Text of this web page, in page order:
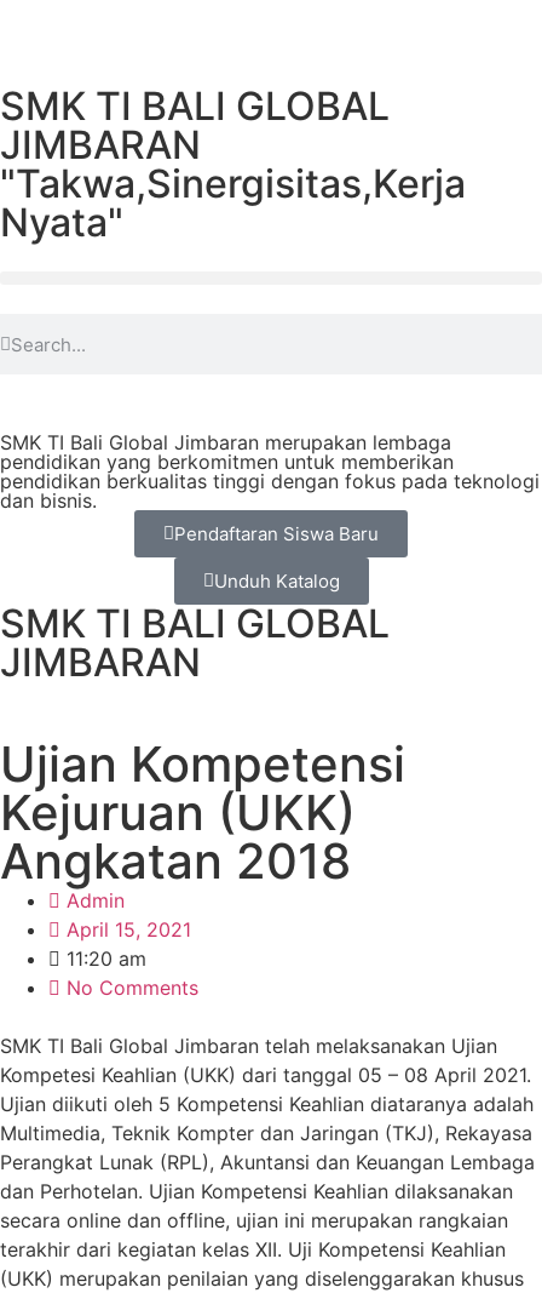
SMK TI BALI GLOBAL
JIMBARAN
"Takwa,Sinergisitas,Kerja
Nyata"
SMK TI Bali Global Jimbaran merupakan lembaga
pendidikan yang berkomitmen untuk memberikan
pendidikan berkualitas tinggi dengan fokus pada teknologi
dan bisnis.
Pendaftaran Siswa Baru
Unduh Katalog
SMK TI BALI GLOBAL
JIMBARAN
Ujian Kompetensi
Kejuruan (UKK)
Angkatan 2018
Admin
April 15, 2021
11:20 am
No Comments
SMK TI Bali Global Jimbaran telah melaksanakan Ujian
Kompetesi Keahlian (UKK) dari tanggal 05 – 08 April 2021.
Ujian diikuti oleh 5 Kompetensi Keahlian diataranya adalah
Multimedia, Teknik Kompter dan Jaringan (TKJ), Rekayasa
Perangkat Lunak (RPL), Akuntansi dan Keuangan Lembaga
dan Perhotelan. Ujian Kompetensi Keahlian dilaksanakan
secara online dan offline, ujian ini merupakan rangkaian
terakhir dari kegiatan kelas XII. Uji Kompetensi Keahlian
(UKK) merupakan penilaian yang diselenggarakan khusus